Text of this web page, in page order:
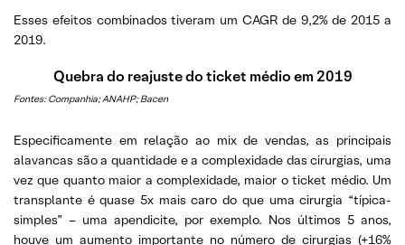
Esses efeitos combinados tiveram um CAGR de 9,2% de 2015 a
2019.
Quebra do reajuste do ticket médio em 2019
Fontes: Companhia; ANAHP; Bacen
Especificamente em relação ao mix de vendas, as principais
alavancas são a quantidade e a complexidade das cirurgias, uma
vez que quanto maior a complexidade, maior o ticket médio. Um
transplante é quase 5x mais caro do que uma cirurgia “típica-
simples” – uma apendicite, por exemplo. Nos últimos 5 anos,
houve um aumento importante no número de cirurgias (+16%